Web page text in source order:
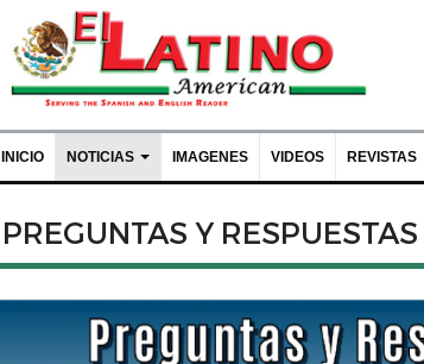
INICIO NOTICIAS IMAGENES VIDEOS REVISTAS
PREGUNTAS Y